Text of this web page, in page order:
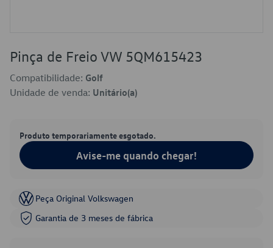
Pinça de Freio VW 5QM615423
Compatibilidade: Golf
Unidade de venda: Unitário(a)
Produto temporariamente esgotado.
Avise-me quando chegar!
Peça Original Volkswagen
Garantia de 3 meses de fábrica